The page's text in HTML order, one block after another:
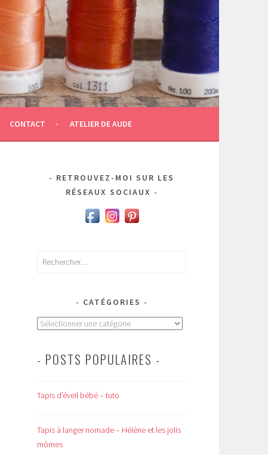
CONTACT ATELIER DE AUDE
RETROUVEZ-MOI SUR LES
RÉSEAUX SOCIAUX
Rechercher :
CATÉGORIES
Catégories
- POSTS POPULAIRES -
Tapis d’éveil bébé – tuto
Tapis à langer nomade – Hélène et les jolis
mômes